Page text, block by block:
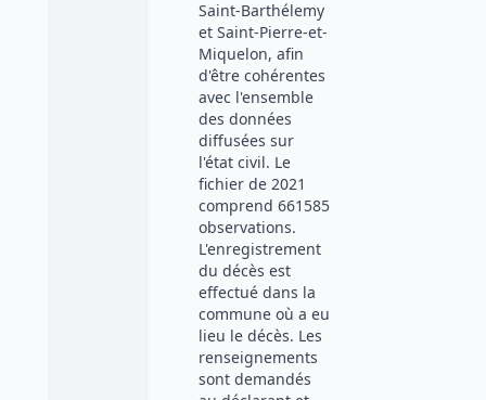
Saint-Barthélemy
et Saint-Pierre-et-
Miquelon, afin
d'être cohérentes
avec l'ensemble
des données
diffusées sur
l'état civil. Le
fichier de 2021
comprend 661585
observations.
L'enregistrement
du décès est
effectué dans la
commune où a eu
lieu le décès. Les
renseignements
sont demandés